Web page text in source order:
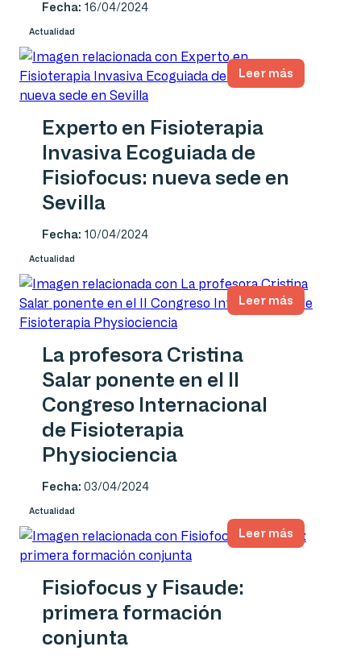
Fecha: 16/04/2024
Actualidad
Leer más
Experto en Fisioterapia
Invasiva Ecoguiada de
Fisiofocus: nueva sede en
Sevilla
Fecha: 10/04/2024
Actualidad
Leer más
La profesora Cristina
Salar ponente en el II
Congreso Internacional
de Fisioterapia
Physiociencia
Fecha:03/04/2024
Actualidad
Leer más
Fisiofocus y Fisaude:
primera formación
conjunta